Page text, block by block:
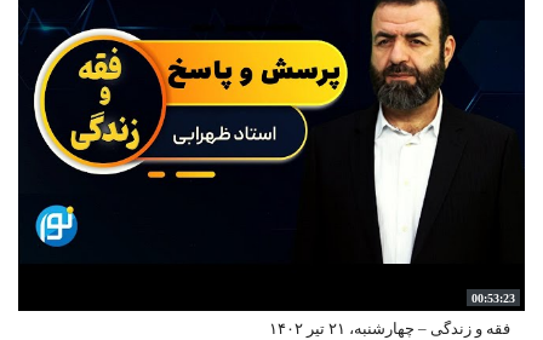
00:53:23
فقه و زندگی – چهارشنبه، ۲۱ تیر ۱۴۰۲